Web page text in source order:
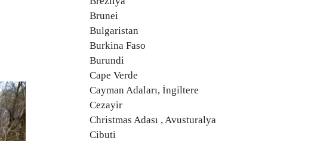
Brunei
Bulgaristan
Burkina Faso
Burundi
Cape Verde
Cayman Adaları, İngiltere
Cezayir
Christmas Adası , Avusturalya
Cibuti